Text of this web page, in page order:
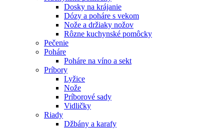
Dosky na krájanie
Dózy a poháre s vekom
Nože a držiaky nožov
Rôzne kuchynské pomôcky
Pečenie
Poháre
Poháre na víno a sekt
Príbory
Lyžice
Nože
Príborové sady
Vidličky
Riady
Džbány a karafy